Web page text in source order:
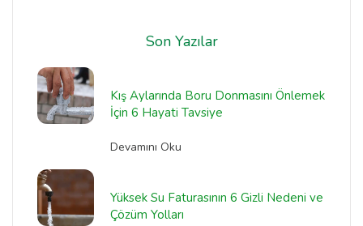
Son Yazılar
Kış Aylarında Boru Donmasını Önlemek
İçin 6 Hayati Tavsiye
Devamını Oku
Yüksek Su Faturasının 6 Gizli Nedeni ve
Çözüm Yolları